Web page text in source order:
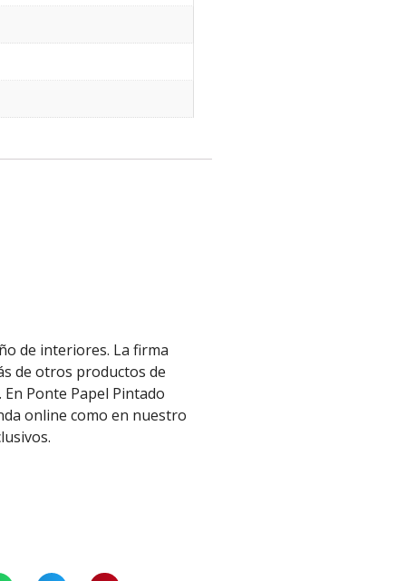
de interiores. La firma
de otros productos de
. En Ponte Papel Pintado
online como en nuestro